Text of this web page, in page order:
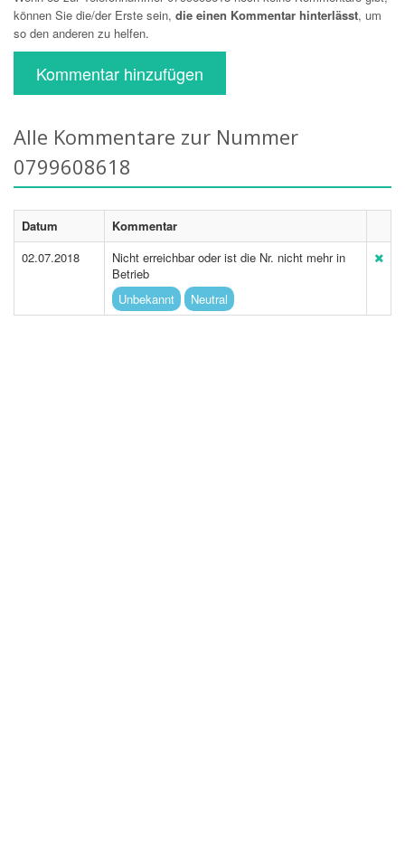
können Sie die/der Erste sein, die einen Kommentar hinterlässt, um
so den anderen zu helfen.
Kommentar hinzufügen
Alle Kommentare zur Nummer
0799608618
Datum
Kommentar
02.07.2018
Nicht erreichbar oder ist die Nr. nicht mehr in
Betrieb
Unbekannt
Neutral